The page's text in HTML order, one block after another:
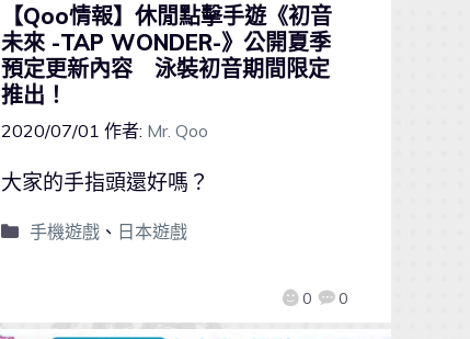
【Qoo情報】休閒點擊手遊《初音
未來 -TAP WONDER-》公開夏季
預定更新內容 泳裝初音期間限定
推出！
2020/07/01 作者: Mr. Qoo
0 0
大家的手指頭還好嗎？
手機遊戲、 日本遊戲